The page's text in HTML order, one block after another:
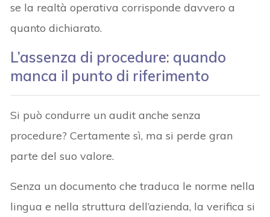
se la realtà operativa corrisponde davvero a
quanto dichiarato.
L’assenza di procedure: quando
manca il punto di riferimento
Si può condurre un audit anche senza
procedure? Certamente sì, ma si perde gran
parte del suo valore.
Senza un documento che traduca le norme nella
lingua e nella struttura dell’azienda, la verifica si